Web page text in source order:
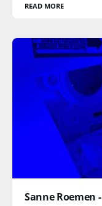
READ MORE
Sanne Roemen